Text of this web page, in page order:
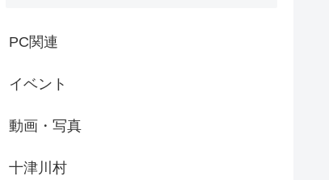
PC関連
イベント
動画・写真
十津川村